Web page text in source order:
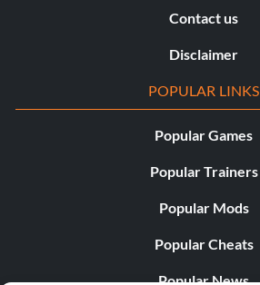
Contact us
Disclaimer
POPULAR LINKS
Popular Games
Popular Trainers
Popular Mods
Popular Cheats
Popular News